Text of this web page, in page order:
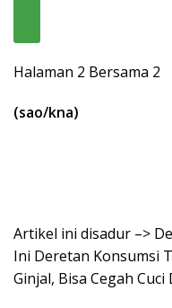
Halaman 2 Bersama 2
(sao/kna)
Artikel ini disadur –>
Ini Deretan Konsumsi
Ginjal, Bisa Cegah Cuci